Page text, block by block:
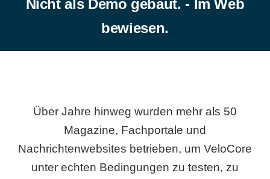
Nicht als Demo gebaut. - Im Web
bewiesen.
Über Jahre hinweg wurden mehr als 50
Magazine, Fachportale und
Nachrichtenwebsites betrieben, um VeloCore
unter echten Bedingungen zu testen, zu